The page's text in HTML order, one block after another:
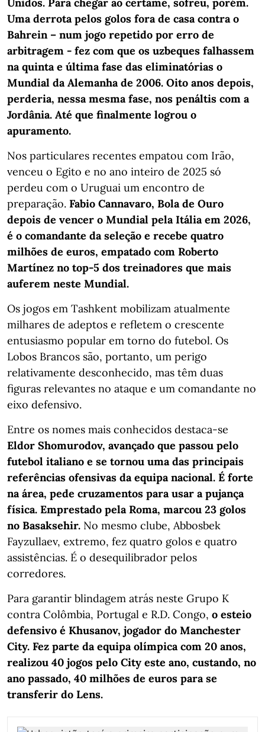
Uma derrota pelos golos fora de casa contra o
Bahrein – num jogo repetido por erro de
arbitragem - fez com que os uzbeques falhassem
na quinta e última fase das eliminatórias o
Mundial da Alemanha de 2006. Oito anos depois,
perderia, nessa mesma fase, nos penáltis com a
Jordânia. Até que finalmente logrou o
apuramento.
Nos particulares recentes empatou com Irão,
venceu o Egito e no ano inteiro de 2025 só
perdeu com o Uruguai um encontro de
preparação. Fabio Cannavaro, Bola de Ouro
depois de vencer o Mundial pela Itália em 2026,
é o comandante da seleção e recebe quatro
milhões de euros, empatado com Roberto
Martínez no top-5 dos treinadores que mais
auferem neste Mundial.
Os jogos em Tashkent mobilizam atualmente
milhares de adeptos e refletem o crescente
entusiasmo popular em torno do futebol. Os
Lobos Brancos são, portanto, um perigo
relativamente desconhecido, mas têm duas
figuras relevantes no ataque e um comandante no
eixo defensivo.
Entre os nomes mais conhecidos destaca-se
Eldor Shomurodov, avançado que passou pelo
futebol italiano e se tornou uma das principais
referências ofensivas da equipa nacional. É forte
na área, pede cruzamentos para usar a pujança
física. Emprestado pela Roma, marcou 23 golos
no Basaksehir. No mesmo clube, Abbosbek
Fayzullaev, extremo, fez quatro golos e quatro
assistências. É o desequilibrador pelos
corredores.
Para garantir blindagem atrás neste Grupo K
contra Colômbia, Portugal e R.D. Congo, o esteio
defensivo é Khusanov, jogador do Manchester
City. Fez parte da equipa olímpica com 20 anos,
realizou 40 jogos pelo City este ano, custando, no
ano passado, 40 milhões de euros para se
transferir do Lens.